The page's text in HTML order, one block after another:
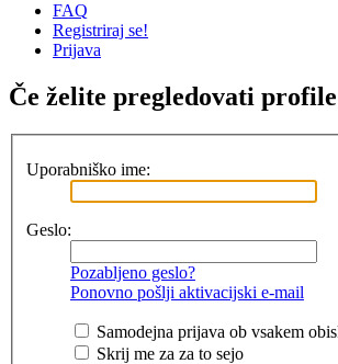
FAQ
Registriraj se!
Prijava
Če želite pregledovati
Uporabniško ime:
Geslo:
Pozabljeno geslo?
Ponovno pošlji aktivacijski e-mail
Samodejna prijava ob vsakem
Skrij me za za to sejo